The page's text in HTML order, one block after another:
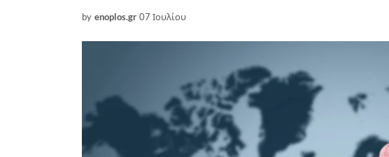
by enoplos.gr 07 Ιουλίου